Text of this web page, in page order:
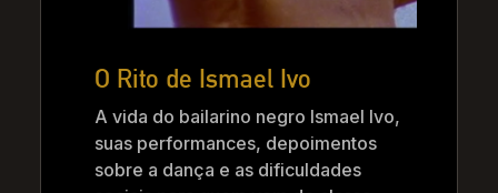
O Rito de Ismael Ivo
A vida do bailarino negro Ismael Ivo,
suas performances, depoimentos
sobre a dança e as dificuldades